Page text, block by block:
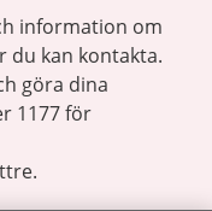
information om
du kan kontakta.
göra dina
1177 för